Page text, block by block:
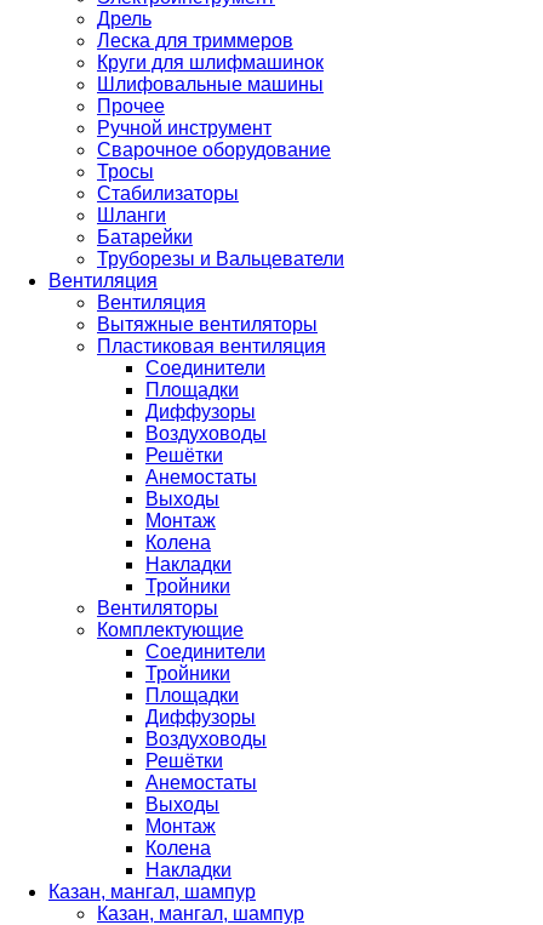
Дрель
Леска для триммеров
Круги для шлифмашинок
Шлифовальные машины
Прочее
Ручной инструмент
Сварочное оборудование
Тросы
Стабилизаторы
Шланги
Батарейки
Труборезы и Вальцеватели
Вентиляция
Вентиляция
Вытяжные вентиляторы
Пластиковая вентиляция
Соединители
Площадки
Диффузоры
Воздуховоды
Решётки
Анемостаты
Выходы
Монтаж
Колена
Накладки
Тройники
Вентиляторы
Комплектующие
Соединители
Тройники
Площадки
Диффузоры
Воздуховоды
Решётки
Анемостаты
Выходы
Монтаж
Колена
Накладки
Казан, мангал, шампур
Казан, мангал, шампур